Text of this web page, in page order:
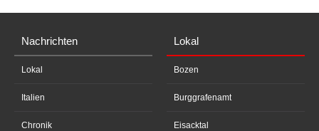
Nachrichten
Lokal
Italien
Chronik
Lokal
Bozen
Burggrafenamt
Eisacktal